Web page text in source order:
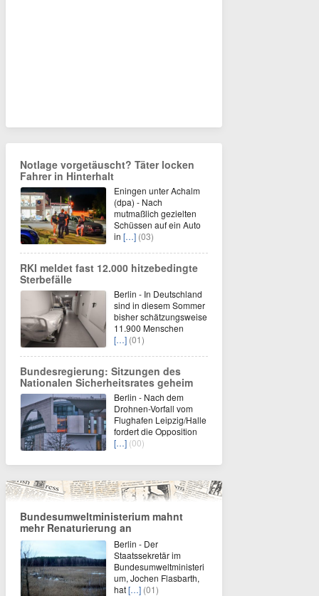
Notlage vorgetäuscht? Täter locken
Fahrer in Hinterhalt
Eningen unter Achalm
(dpa) - Nach
mutmaßlich gezielten
Schüssen auf ein Auto
in […] (03)
RKI meldet fast 12.000 hitzebedingte
Sterbefälle
Berlin - In Deutschland
sind in diesem Sommer
bisher schätzungsweise
11.900 Menschen
[…] (01)
Bundesregierung: Sitzungen des
Nationalen Sicherheitsrates geheim
Berlin - Nach dem
Drohnen-Vorfall vom
Flughafen Leipzig/Halle
fordert die Opposition
[…] (00)
Bundesumweltministerium mahnt
mehr Renaturierung an
Berlin - Der
Staatssekretär im
Bundesumweltministeri
um, Jochen Flasbarth,
hat[…] (01)